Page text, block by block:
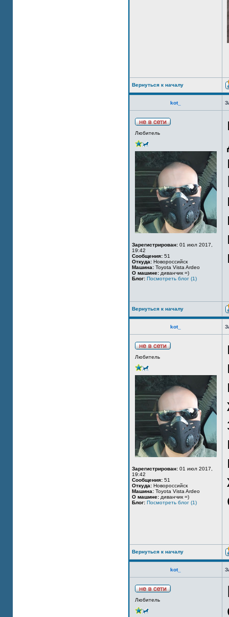
Вернуться к началу
kot_
Любитель
Зарегистрирован: 01 июл 2017,
19:42
Сообщения: 51
Откуда: Новороссийск
Машина: Toyota Vista Ardeo
О машине: диванчик =)
Блог: Посмотреть блог (1)
Вернуться к началу
kot_
Любитель
Зарегистрирован: 01 июл 2017,
19:42
Сообщения: 51
Откуда: Новороссийск
Машина: Toyota Vista Ardeo
О машине: диванчик =)
Блог: Посмотреть блог (1)
Вернуться к началу
kot_
Любитель